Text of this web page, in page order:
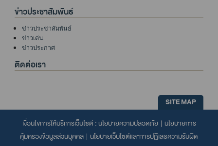
ข่าวประชาสัมพันธ์
ข่าวประชาสัมพันธ์
ข่าวเด่น
ข่าวประกาศ
ติดต่อเรา
SITE MAP
เงื่อนไขการให้บริการเว็บไซต์ : นโยบายความปลอดภัย| นโยบายการ
คุ้มครองข้อมูลส่วนบุคคล | นโยบายเว็บไซต์และการปฏิเสธความรับผิด